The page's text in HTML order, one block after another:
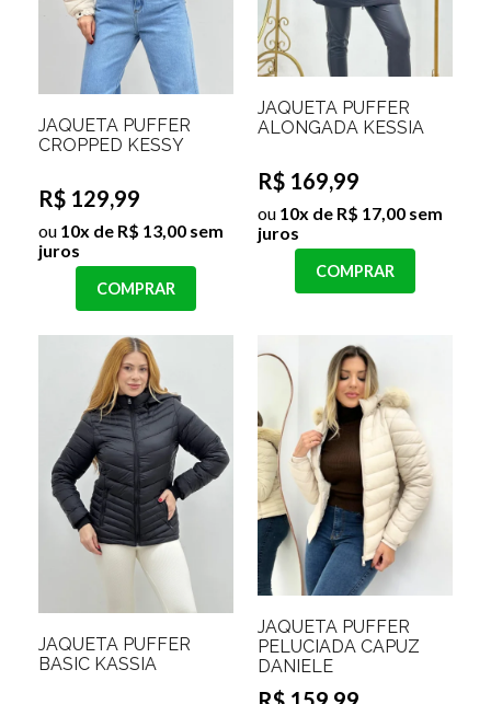
JAQUETA PUFFER
CROPPED KESSY
R$ 129,99
ou 10x de R$ 13,00 sem
juros
COMPRAR
JAQUETA PUFFER
ALONGADA KESSIA
R$ 169,99
ou 10x de R$ 17,00 sem
juros
COMPRAR
JAQUETA PUFFER
BASIC KASSIA
JAQUETA PUFFER
PELUCIADA CAPUZ
DANIELE